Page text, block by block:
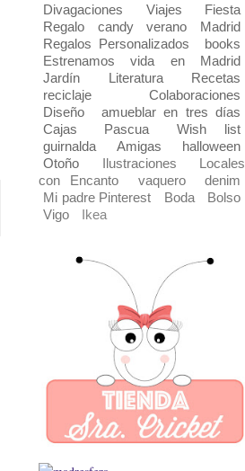
Divagaciones
Viajes
Fiesta
Regalo
candy verano
Madrid
Regalos Personalizados
books
Estrenamos vida en Madrid
Jardín
Literatura
Recetas
reciclaje
Colaboraciones
Diseño
amueblar en tres días
Cajas
Pascua
Wish list
guirnalda
Amigas
halloween
Otoño
Ilustraciones
Locales
con Encanto
vaquero
denim
Mi padre Pinterest
Boda
Bolso
Vigo
Ikea